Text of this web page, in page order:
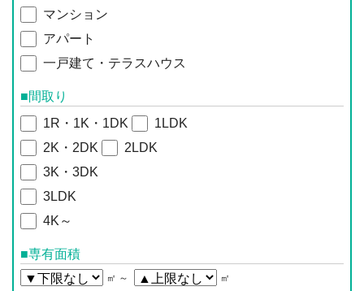
マンション
アパート
一戸建て・テラスハウス
■間取り
1R・1K・1DK
1LDK
2K・2DK
2LDK
3K・3DK
3LDK
4K～
■専有面積
㎡ ～ ㎡